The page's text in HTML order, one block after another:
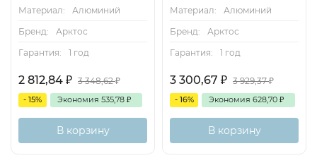
Материал:
Алюминий
Бренд:
Арктос
Гарантия:
1 год
2 812,84 ₽ 3 348,62₽
- 15% Экономия 535,78 ₽
В корзину
Материал:
Алюминий
Бренд:
Арктос
Гарантия:
1 год
3 300,67 ₽ 3 929,37₽
- 16% Экономия 628,70 ₽
В корзину